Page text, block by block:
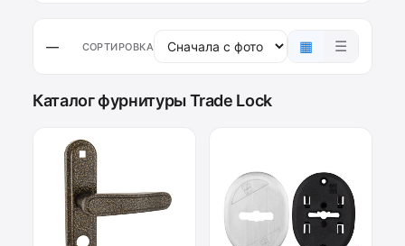
— СОРТИРОВКА ▦ ☰
Каталог фурнитуры Trade Lock